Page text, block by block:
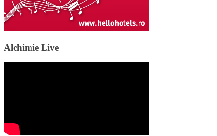
Alchimie Live